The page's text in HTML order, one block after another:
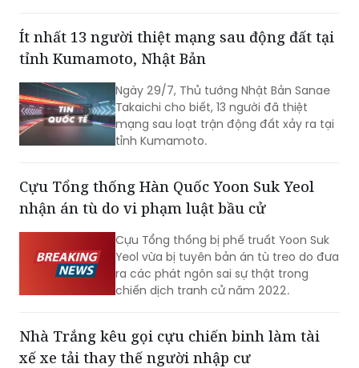
trận động đất.
Ít nhất 13 người thiệt mạng sau động đất tại
tỉnh Kumamoto, Nhật Bản
Ngày 29/7, Thủ tướng Nhật Bản Sanae
Takaichi cho biết, 13 người đã thiệt
mạng sau loạt trận động đất xảy ra tại
tỉnh Kumamoto.
Cựu Tổng thống Hàn Quốc Yoon Suk Yeol
nhận án tù do vi phạm luật bầu cử
Cựu Tổng thống bị phế truất Yoon Suk
Yeol vừa bị tuyên bản án tù treo do đưa
ra các phát ngôn sai sự thật trong
chiến dịch tranh cử năm 2022.
Nhà Trắng kêu gọi cựu chiến binh làm tài
xế xe tải thay thế người nhập cư